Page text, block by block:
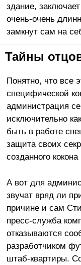
здание,
очень-очень
замкнут сам на
Тайны
Понятно, что все
специфической
администрация
исключительно
быть в работе
защита своих
созданного
А вот для
звучат вряд ли
причине и сам
пресс-служба
отказываются
разработчиком
штаб-квартиры.